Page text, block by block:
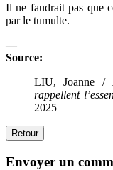
Il ne faudrait pas que
par le tumulte.
—
Source:
LIU, Joanne /
rappellent
2025
Retour
Envoyer un